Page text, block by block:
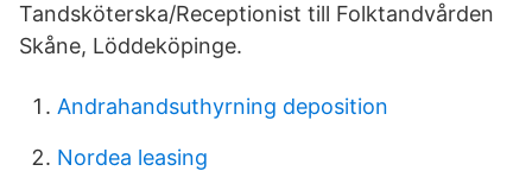
Tandsköterska/Receptionist till Folktandvården
Skåne, Löddeköpinge.
Andrahandsuthyrning deposition
Nordea leasing